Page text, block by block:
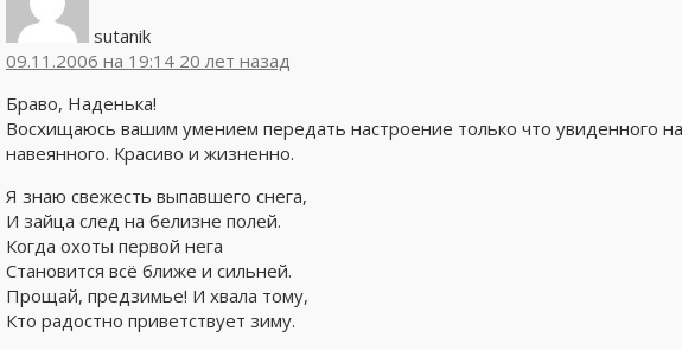
sutanik
09.11.2006 на 19:14 20 лет назад
Браво, Наденька!
Восхищаюсь вашим умением передать настроение только что увиденного
навеянного. Красиво и жизненно.
Я знаю свежесть выпавшего снега,
И зайца след на белизне полей.
Когда охоты первой нега
Становится всё ближе и сильней.
Прощай, предзимье! И хвала тому,
Кто радостно приветствует зиму.